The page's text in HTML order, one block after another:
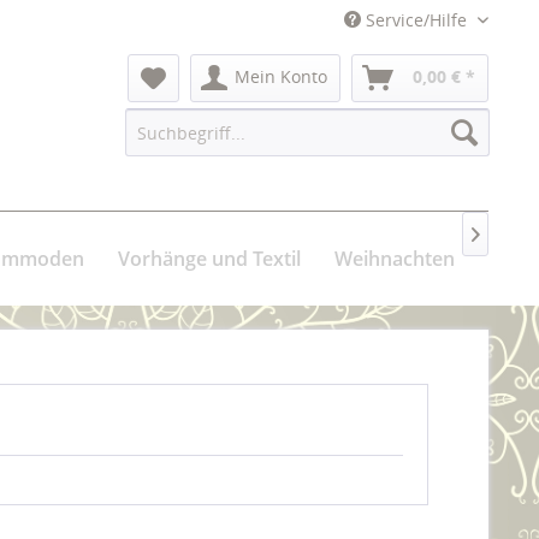
Service/Hilfe
Mein Konto 0,00 € *
Vorhänge und Textil Weihnachten
